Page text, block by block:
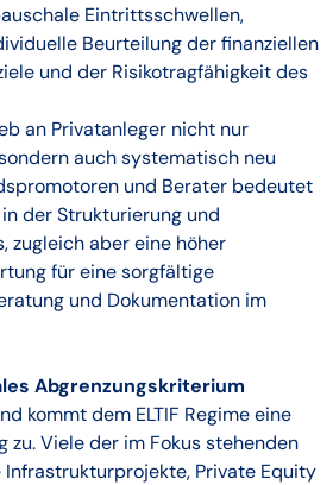
Eintrittsschwellen,
Beurteilung der finanziellen
und der Risikotragfähigkeit des
an Privatanleger nicht nur
auch systematisch neu
und Berater bedeutet
der Strukturierung und
zugleich aber eine höher
für eine sorgfältige
und Dokumentation im
Abgrenzungskriterium
kommt dem ELTIF Regime eine
zu. Viele der im Fokus stehenden
Infrastrukturprojekte, Private Equity